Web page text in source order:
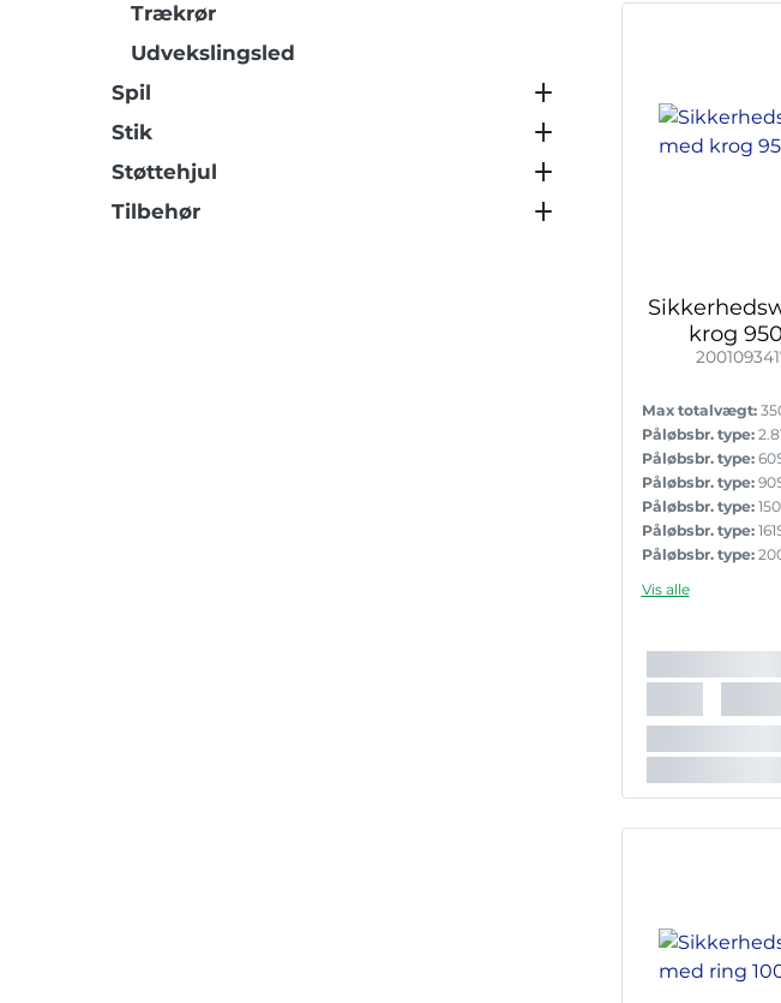
Trækrør
Udvekslingsled
Spil
Stik
Støttehjul
Tilbehør
krog
Max totalvægt:
Påløbsbr. type:
Påløbsbr. type:
Påløbsbr. type:
Påløbsbr. type:
Påløbsbr. type:
Påløbsbr. type:
Påløbsbr. type:
Påløbsbr. type:
Vis alle